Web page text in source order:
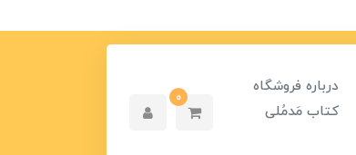
درباره فروشگاه
کتاب مَدمُلی
0